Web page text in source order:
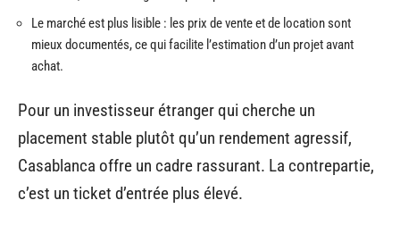
Le marché est plus lisible : les prix de vente et de location sont
mieux documentés, ce qui facilite l’estimation d’un projet avant
achat.
Pour un investisseur étranger qui cherche un
placement stable plutôt qu’un rendement agressif,
Casablanca offre un cadre rassurant. La contrepartie,
c’est un ticket d’entrée plus élevé.